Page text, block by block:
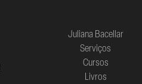
Juliana Bacellar
Serviços
Cursos
Livros